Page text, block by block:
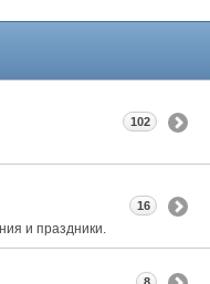
102
и праздники.
16